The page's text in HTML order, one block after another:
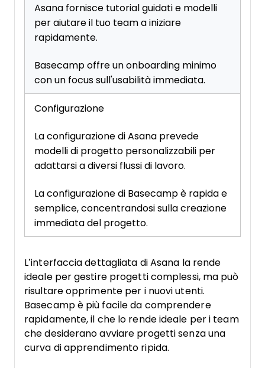
Asana fornisce tutorial guidati e modelli
per aiutare il tuo team a iniziare
rapidamente.
Basecamp offre un onboarding minimo
con un focus sull'usabilità immediata.
Configurazione
La configurazione di Asana prevede
modelli di progetto personalizzabili per
adattarsi a diversi flussi di lavoro.
La configurazione di Basecamp è rapida e
semplice, concentrandosi sulla creazione
immediata del progetto.
L’interfaccia dettagliata di Asana la rende
ideale per gestire progetti complessi, ma può
risultare opprimente per i nuovi utenti.
Basecamp è più facile da comprendere
rapidamente, il che lo rende ideale per i team
che desiderano avviare progetti senza una
curva di apprendimento ripida.